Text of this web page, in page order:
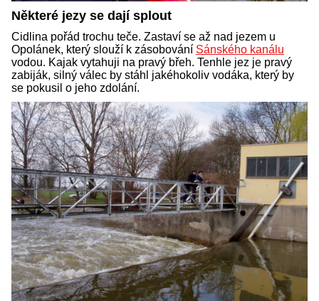
Některé jezy se dají splout
Cidlina pořád trochu teče. Zastaví se až nad jezem u
Opolánek, který slouží k zásobování Sánského kanálu
vodou. Kajak vytahuji na pravý břeh. Tenhle jez je pravý
zabiják, silný válec by stáhl jakéhokoliv vodáka, který by
se pokusil o jeho zdolání.